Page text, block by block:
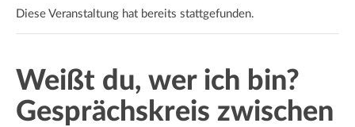
l
v
Diese Veranstaltung hat bereits stattgefunden.
Weißt du, wer ich bin?
Gesprächskreis zwischen